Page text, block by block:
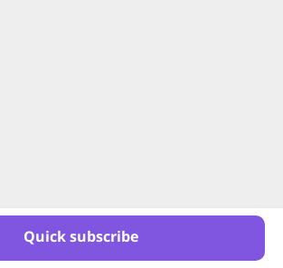
Quick subscribe